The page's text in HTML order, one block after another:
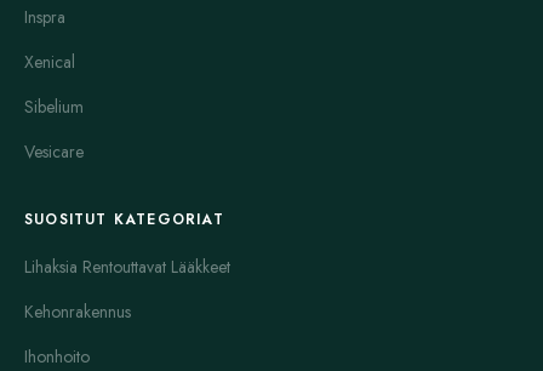
Inspra
Xenical
Sibelium
Vesicare
SUOSITUT KATEGORIAT
Lihaksia Rentouttavat Lääkkeet
Kehonrakennus
Ihonhoito